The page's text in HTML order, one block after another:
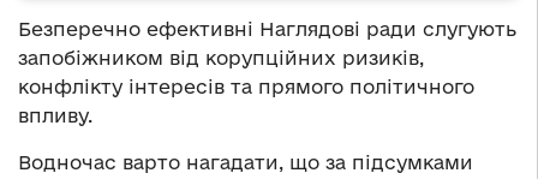
Безперечно ефективні Наглядові ради слугують
запобіжником від корупційних ризиків,
конфлікту інтересів та прямого політичного
впливу.
Водночас варто нагадати, що за підсумками